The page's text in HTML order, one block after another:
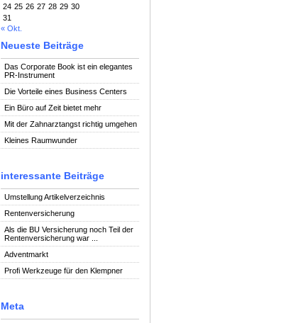
24 25 26 27 28 29 30
31
« Okt.
Neueste Beiträge
Das Corporate Book ist ein elegantes
PR-Instrument
Die Vorteile eines Business Centers
Ein Büro auf Zeit bietet mehr
Mit der Zahnarztangst richtig umgehen
Kleines Raumwunder
interessante Beiträge
Umstellung Artikelverzeichnis
Rentenversicherung
Als die BU Versicherung noch Teil der
Rentenversicherung war ...
Adventmarkt
Profi Werkzeuge für den Klempner
Meta